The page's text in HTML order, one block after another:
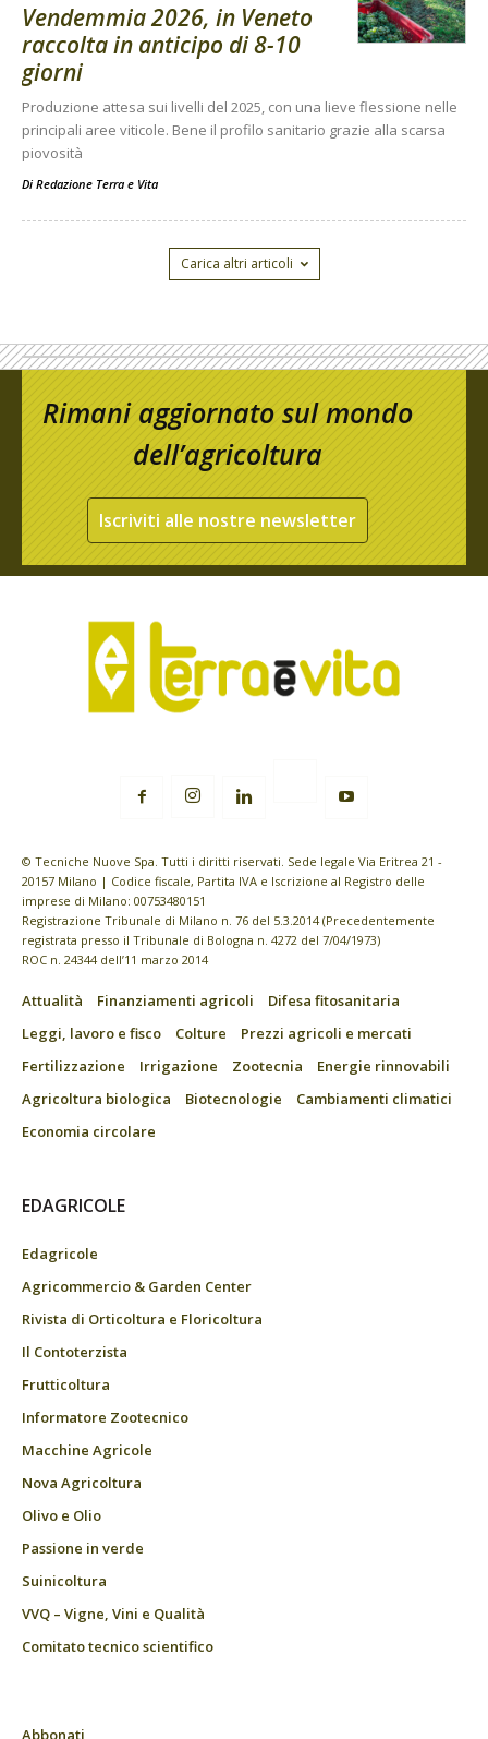
Vendemmia 2026, in Veneto
raccolta in anticipo di 8-10
giorni
Produzione attesa sui livelli del 2025, con una lieve flessione nelle
principali aree viticole. Bene il profilo sanitario grazie alla scarsa
piovosità
Di Redazione Terra e Vita
Carica altri articoli
Rimani aggiornato sul mondo
dell’agricoltura
Iscriviti alle nostre newsletter
© Tecniche Nuove Spa. Tutti i diritti riservati. Sede legale Via Eritrea 21 -
20157 Milano | Codice fiscale, Partita IVA e Iscrizione al Registro delle
imprese di Milano: 00753480151
Registrazione Tribunale di Milano n. 76 del 5.3.2014 (Precedentemente
registrata presso il Tribunale di Bologna n. 4272 del 7/04/1973)
ROC n. 24344 dell’11 marzo 2014
Attualità Finanziamenti agricoli
Difesa fitosanitaria
Leggi, lavoro e fisco
Colture
Prezzi agricoli e mercati
Fertilizzazione
Irrigazione Zootecnia
Energie rinnovabili
Agricoltura biologica
Biotecnologie
Cambiamenti climatici
Economia circolare
EDAGRICOLE
Edagricole
Agricommercio & Garden Center
Rivista di Orticoltura e Floricoltura
Il Contoterzista
Frutticoltura
Informatore Zootecnico
Macchine Agricole
Nova Agricoltura
Olivo e Olio
Passione in verde
Suinicoltura
VVQ – Vigne, Vini e Qualità
Comitato tecnico scientifico
Abbonati